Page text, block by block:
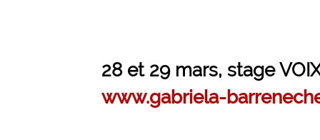
28 et 29 mars, stage
www.gabriela-